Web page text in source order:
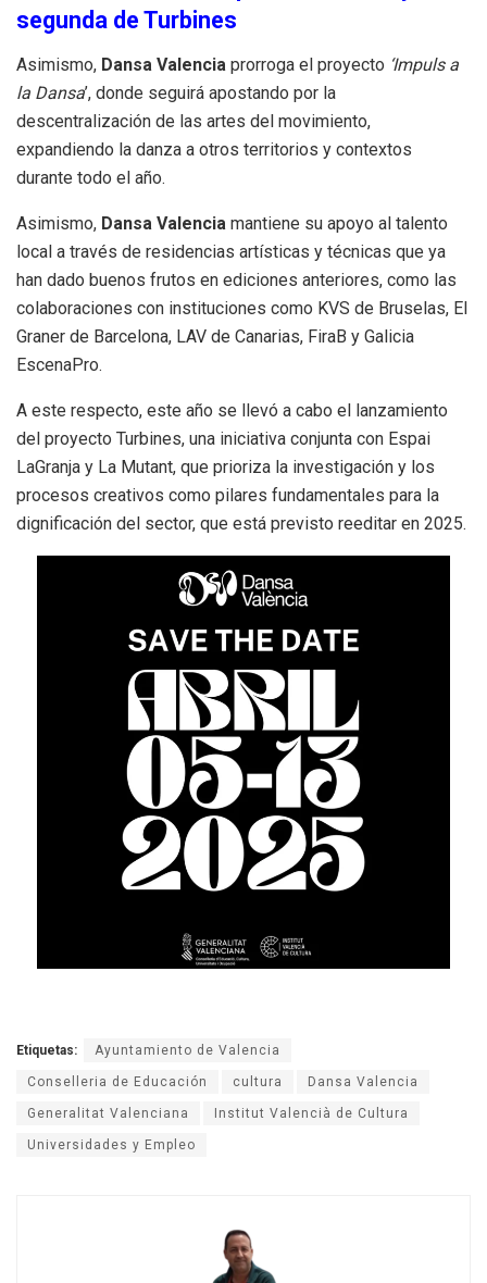
segunda de Turbines
Asimismo, Dansa Valencia prorroga el proyecto ‘Impuls a
la Dansa’, donde seguirá apostando por la
descentralización de las artes del movimiento,
expandiendo la danza a otros territorios y contextos
durante todo el año.
Asimismo, Dansa Valencia mantiene su apoyo al talento
local a través de residencias artísticas y técnicas que ya
han dado buenos frutos en ediciones anteriores, como las
colaboraciones con instituciones como KVS de Bruselas, El
Graner de Barcelona, LAV de Canarias, FiraB y Galicia
EscenaPro.
A este respecto, este año se llevó a cabo el lanzamiento
del proyecto Turbines, una iniciativa conjunta con Espai
LaGranja y La Mutant, que prioriza la investigación y los
procesos creativos como pilares fundamentales para la
dignificación del sector, que está previsto reeditar en 2025.
Etiquetas: Ayuntamiento de Valencia
Conselleria de Educación cultura Dansa Valencia
Generalitat Valenciana Institut Valencià de Cultura
Universidades y Empleo